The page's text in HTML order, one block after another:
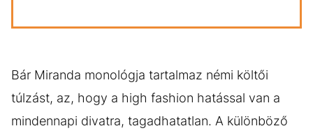
Bár Miranda monológja tartalmaz némi költői
túlzást, az, hogy a high fashion hatással van a
mindennapi divatra, tagadhatatlan. A különböző